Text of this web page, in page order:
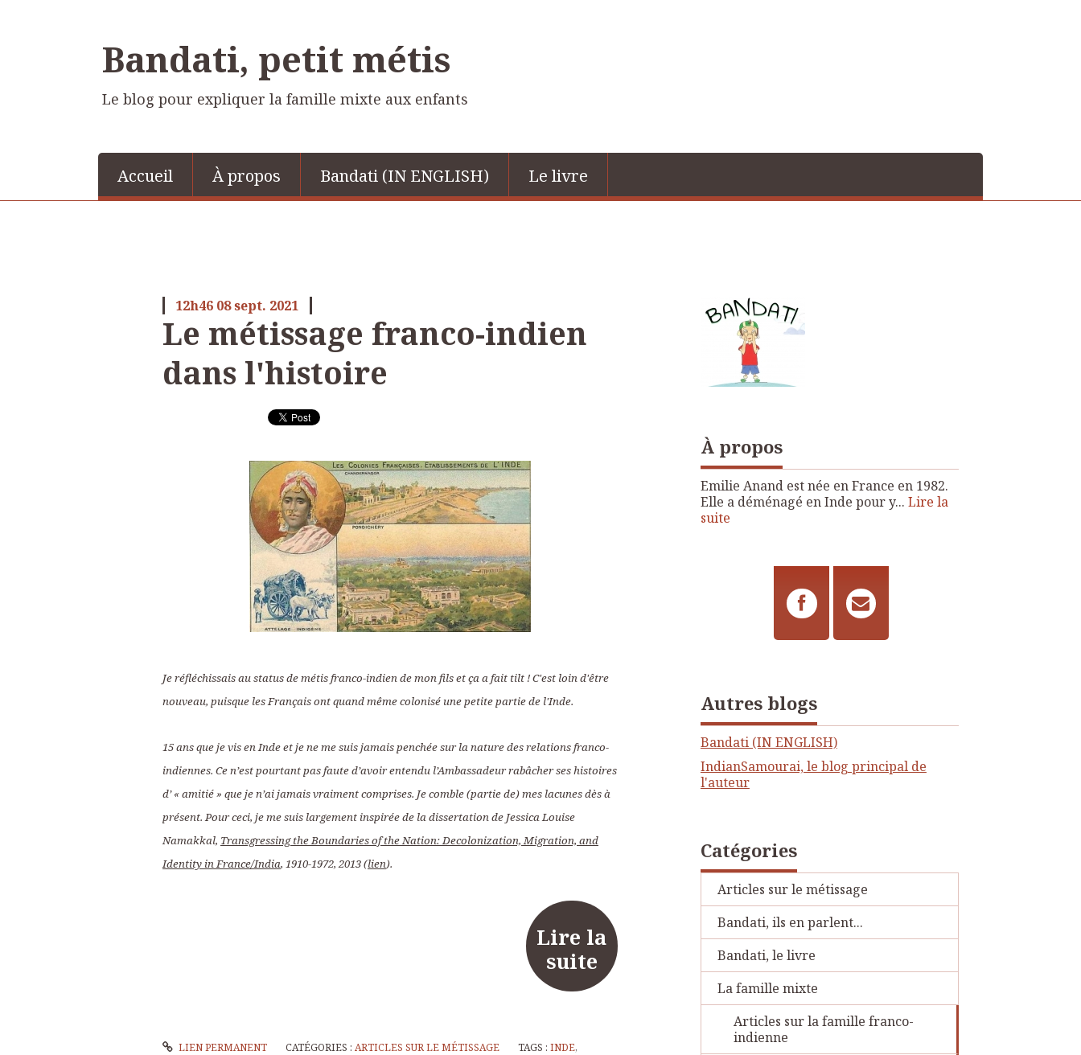
Bandati, petit métis
Le blog pour expliquer la famille mixte aux enfants
Accueil À propos Bandati (IN ENGLISH) Le livre
12h46 08sept. 2021
Le métissage franco-indien
dans l'histoire
Je réfléchissais au status de métis franco-indien de mon fils et ça a fait tilt ! C'est loin d'être
nouveau, puisque les Français ont quand même colonisé une petite partie de l'Inde.
15 ans que je vis en Inde et je ne me suis jamais penchée sur la nature des relations franco-
indiennes. Ce n’est pourtant pas faute d’avoir entendu l’Ambassadeur rabâcher ses histoires
d’ « amitié » que je n’ai jamais vraiment comprises. Je comble (partie de) mes lacunes dès à
présent. Pour ceci, je me suis largement inspirée de la dissertation de Jessica Louise
Namakkal, Transgressing the Boundaries of the Nation: Decolonization, Migration, and
Identity in France/India, 1910-1972, 2013 (lien).
Lire la
suite
LIEN PERMANENT CATÉGORIES :ARTICLES SUR LE MÉTISSAGE TAGS :INDE,
À propos
Emilie Anand est née en France en 1982.
Elle a déménagé en Inde pour y... Lire la
suite
Autres blogs
Bandati (IN ENGLISH)
IndianSamourai, le blog principal de
l'auteur
Catégories
Articles sur le métissage
Bandati, ils en parlent...
Bandati, le livre
La famille mixte
Articles sur la famille franco-
indienne